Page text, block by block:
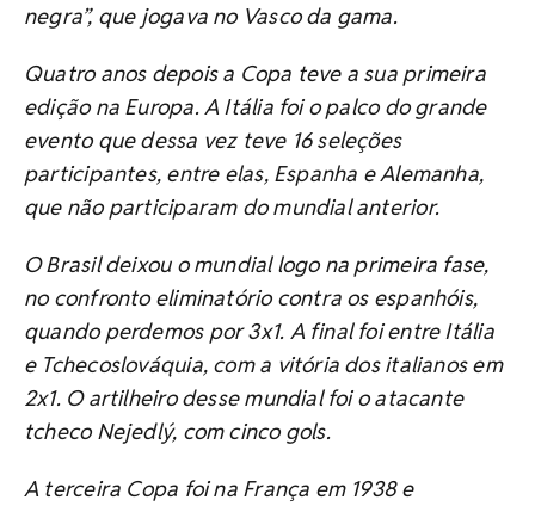
negra”, que jogava no Vasco da gama.
Quatro anos depois a Copa teve a sua primeira
edição na Europa. A Itália foi o palco do grande
evento que dessa vez teve 16 seleções
participantes, entre elas, Espanha e Alemanha,
que não participaram do mundial anterior.
O Brasil deixou o mundial logo na primeira fase,
no confronto eliminatório contra os espanhóis,
quando perdemos por 3x1. A final foi entre Itália
e Tchecoslováquia, com a vitória dos italianos em
2x1. O artilheiro desse mundial foi o atacante
tcheco Nejedlý, com cinco gols.
A terceira Copa foi na França em 1938 e